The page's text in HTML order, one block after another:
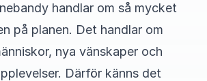
handlar om så mycket
på planen. Det handlar om
nya vänskaper och
Därför känns det